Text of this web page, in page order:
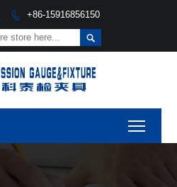
 +86-15916856150
